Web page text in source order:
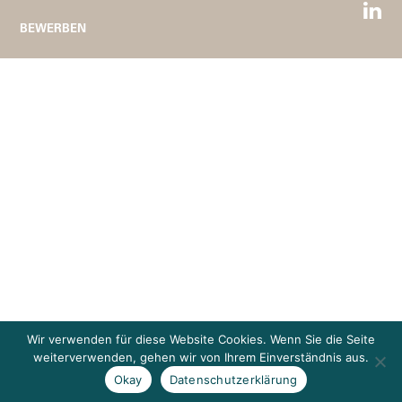
BEWERBEN
Wir verwenden für diese Website Cookies. Wenn Sie die Seite
weiterverwenden, gehen wir von Ihrem Einverständnis aus.
Okay
Datenschutzerklärung